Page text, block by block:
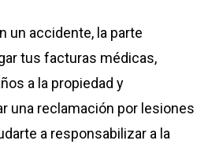
un accidente, la parte
tus facturas médicas,
a la propiedad y
una reclamación por lesiones
a responsabilizar a la